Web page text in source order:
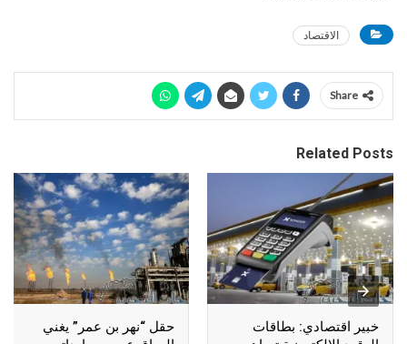
الاقتصاد
Share
Related Posts
خبير اقتصادي: بطاقات
حقل “نهر بن عمر” يغني